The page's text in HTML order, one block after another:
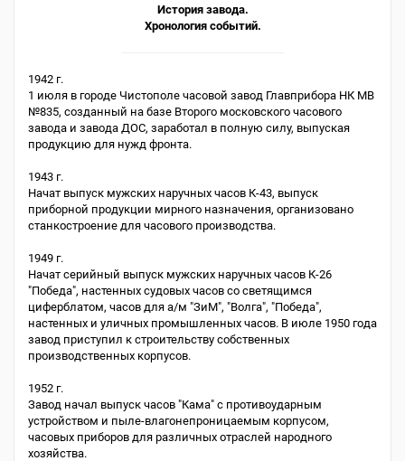
История завода.
Хронология событий.
1942 г.
1 июля в городе Чистополе часовой завод Главприбора НК МВ
№835, созданный на базе Второго московского часового
завода и завода ДОС, заработал в полную силу, выпуская
продукцию для нужд фронта.
1943 г.
Начат выпуск мужских наручных часов К-43, выпуск
приборной продукции мирного назначения, организовано
станкостроение для часового производства.
1949 г.
Начат серийный выпуск мужских наручных часов К-26
"Победа", настенных судовых часов со светящимся
циферблатом, часов для а/м "ЗиМ", "Волга", "Победа",
настенных и уличных промышленных часов. В июле 1950 года
завод приступил к строительству собственных
производственных корпусов.
1952 г.
Завод начал выпуск часов "Кама" с противоударным
устройством и пыле-влагонепроницаемым корпусом,
часовых приборов для различных отраслей народного
хозяйства.